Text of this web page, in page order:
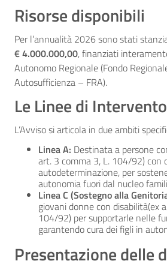
Risorse disponibili
Per l’annualità 2026 sono stati
€ 4.000.000,00, finanziati
Autonomo Regionale (Fondo
Autosufficienza – FRA).
Le Linee di Intervento
L’Avviso si articola in due ambiti
Linea A: Destinata a persone
art. 3 comma 3, L. 104/92) con
autodeterminazione, per
autonomia fuori dal nucleo
Linea C (Sostegno alla
giovani donne con disabilità(ex
104/92) per supportarle nelle
garantendo cura dei figli in
Presentazione delle